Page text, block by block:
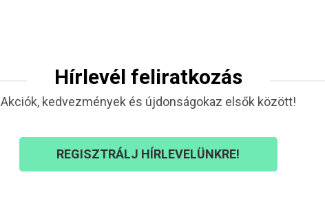
Hírlevél feliratkozás
Akciók, kedvezmények és újdonságokaz elsők között!
REGISZTRÁLJ HÍRLEVELÜNKRE!